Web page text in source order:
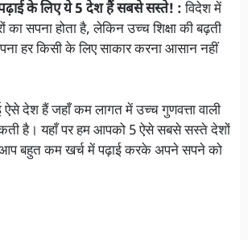
के लिए ये 5 देश हैं सबसे सस्ते! :विदेश में
का सपना होता है, लेकिन उच्च शिक्षा की बढ़ती
हर किसी के लिए साकार करना आसान नहीं
ऐसे देश हैं जहाँ कम लागत में उच्च गुणवत्ता वाली
है। यहाँ पर हम आपको 5 ऐसे सबसे सस्ते देशों
आप बहुत कम खर्च में पढ़ाई करके अपने सपने को